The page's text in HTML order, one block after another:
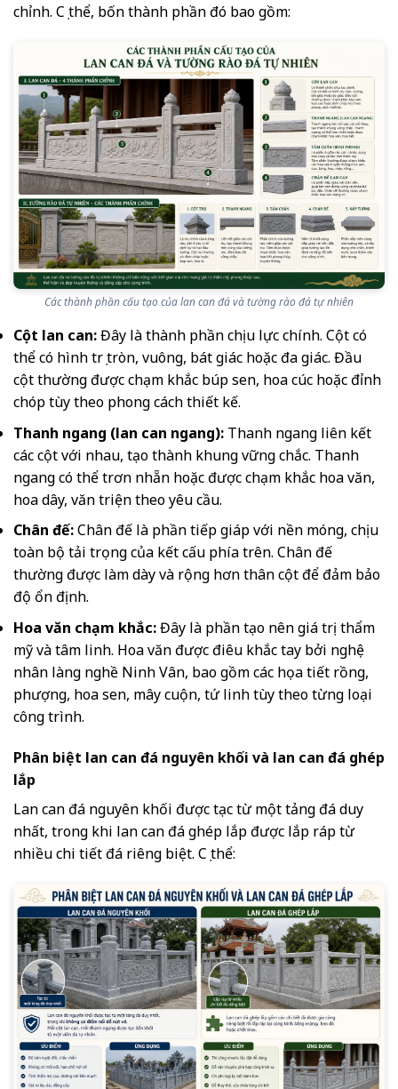
chỉnh. Cụ thể, bốn thành phần đó bao gồm:
Các thành phần cấu tạo của lan can đá và tường rào đá tự nhiên
Cột lan can:Đây là thành phần chịu lực chính. Cột có
thể có hình trụ tròn, vuông, bát giác hoặc đa giác. Đầu
cột thường được chạm khắc búp sen, hoa cúc hoặc đỉnh
chóp tùy theo phong cách thiết kế.
Thanh ngang (lan can ngang): Thanh ngang liên kết
các cột với nhau, tạo thành khung vững chắc. Thanh
ngang có thể trơn nhẵn hoặc được chạm khắc hoa văn,
hoa dây, văn triện theo yêu cầu.
Chân đế:Chân đế là phần tiếp giáp với nền móng, chịu
toàn bộ tải trọng của kết cấu phía trên. Chân đế
thường được làm dày và rộng hơn thân cột để đảm bảo
độ ổn định.
Hoa văn chạm khắc:Đây là phần tạo nên giá trị thẩm
mỹ và tâm linh. Hoa văn được điêu khắc tay bởi nghệ
nhân làng nghề Ninh Vân, bao gồm các họa tiết rồng,
phượng, hoa sen, mây cuộn, tứ linh tùy theo từng loại
công trình.
Phân biệt lan can đá nguyên khối và lan can đá ghép
lắp
Lan can đá nguyên khối được tạc từ một tảng đá duy
nhất, trong khi lan can đá ghép lắp được lắp ráp từ
nhiều chi tiết đá riêng biệt. Cụ thể: